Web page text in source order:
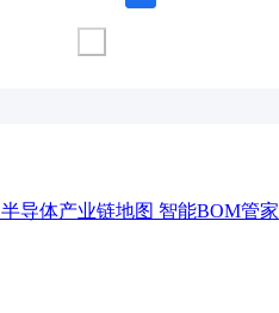
半导体产业链地图 智能BOM管家